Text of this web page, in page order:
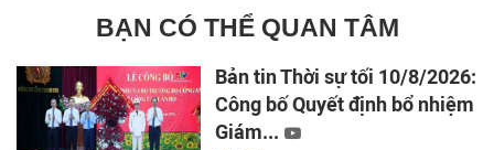
BẠN CÓ THỂ QUAN TÂM
Bản tin Thời sự tối 10/8/2026:
Công bố Quyết định bổ nhiệm
Giám...